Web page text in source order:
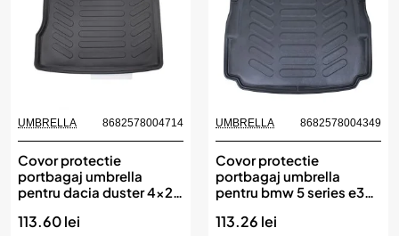
UMBRELLA 8682578004714
Covor protectie
portbagaj umbrella
pentru dacia duster 4x2
113.60 lei
UMBRELLA 8682578004349
Covor protectie
portbagaj umbrella
pentru bmw 5 series e39
113.26 lei